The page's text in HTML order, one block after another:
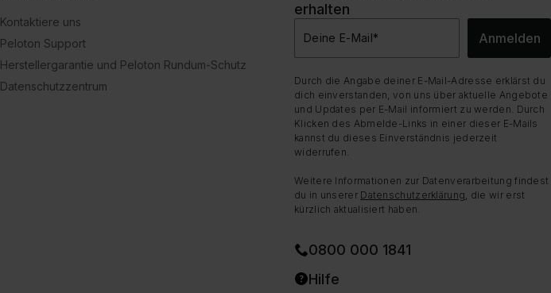
Kontaktiere uns
Peloton Support
Herstellergarantie und Peloton Rundum-Schutz
Datenschutzzentrum
erhalten
Deine E-Mail* Anmelden
Durch die Angabe deiner E-Mail-Adresse erklärst du
dich einverstanden, von uns über aktuelle Angebote
und Updates per E-Mail informiert zu werden. Durch
Klicken des Abmelde-Links in einer dieser E-Mails
kannst du dieses Einverständnis jederzeit
widerrufen.
Weitere Informationen zur Datenverarbeitung findest
du in unserer Datenschutzerklärung, die wir erst
kürzlich aktualisiert haben.
0800 000 1841
Hilfe